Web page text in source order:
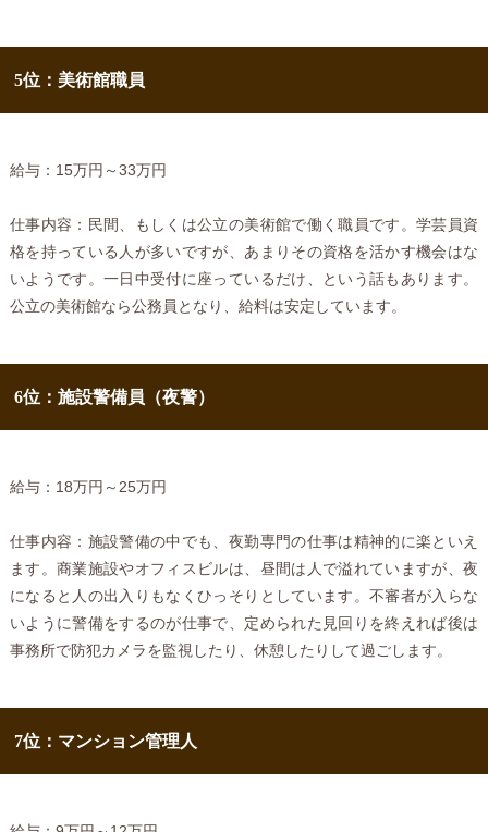
5位：美術館職員
給与：15万円～33万円
仕事内容：民間、もしくは公立の美術館で働く職員です。学芸員資
格を持っている人が多いですが、あまりその資格を活かす機会はな
いようです。一日中受付に座っているだけ、という話もあります。
公立の美術館なら公務員となり、給料は安定しています。
6位：施設警備員（夜警）
給与：18万円～25万円
仕事内容：施設警備の中でも、夜勤専門の仕事は精神的に楽といえ
ます。商業施設やオフィスビルは、昼間は人で溢れていますが、夜
になると人の出入りもなくひっそりとしています。不審者が入らな
いように警備をするのが仕事で、定められた見回りを終えれば後は
事務所で防犯カメラを監視したり、休憩したりして過ごします。
7位：マンション管理人